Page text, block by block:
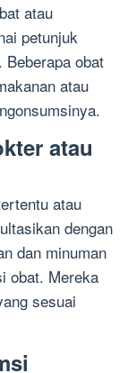
atau
petunjuk
Beberapa obat
atau
atau
atau
dengan
dan minuman
obat. Mereka
sesuai